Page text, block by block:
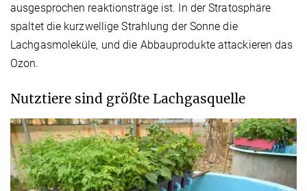
ausgesprochen reaktionsträge ist. In der Stratosphäre
spaltet die kurzwellige Strahlung der Sonne die
Lachgasmoleküle, und die Abbauprodukte attackieren das
Ozon.
Nutztiere sind größte Lachgasquelle